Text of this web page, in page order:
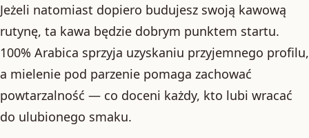
Jeżeli natomiast dopiero budujesz swoją kawową
rutynę, ta kawa będzie dobrym punktem startu.
100% Arabica sprzyja uzyskaniu przyjemnego profilu,
a mielenie pod parzenie pomaga zachować
powtarzalność — co doceni każdy, kto lubi wracać
do ulubionego smaku.